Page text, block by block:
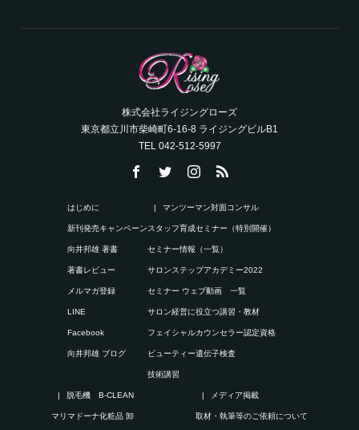
株式会社ライジングローズ
東京都立川市柴崎町6-16-8 ライジングビルB1
TEL 042-512-5997
はじめに
新刊発売キャンペーン
向井邦雄 著書
著書レビュー
メルマガ登録
LINE
Facebook
向井邦雄 ブログ
マンツーマン対面コンサル
スタッフ育成セミナー（特別開催）
セミナー情報（一覧）
サロンステップアカデミー2022
セミナー ウェブ動画 一覧
サロン経営に役立つ講習・教材
フェイシャルカウンセラー認定資格
ビューティー遺伝子検査
技術講習
脱毛機 B-CLEAN
マリマドーナ化粧品 卸
メディア掲載
取材・執筆等のご依頼について